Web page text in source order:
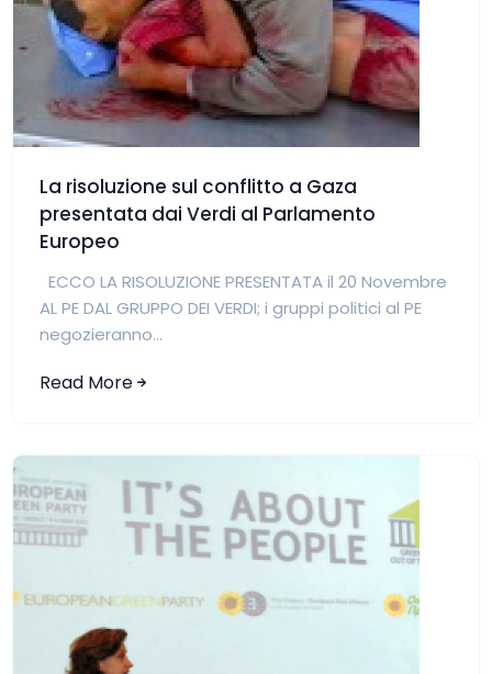
La risoluzione sul conflitto a Gaza
presentata dai Verdi al Parlamento
Europeo
ECCO LA RISOLUZIONE PRESENTATA il 20 Novembre
AL PE DAL GRUPPO DEI VERDI; i gruppi politici al PE
negozieranno...
Read More